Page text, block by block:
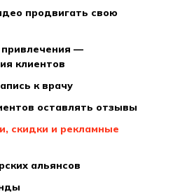
клиентов
к врачу
оставлять отзывы
альянсов